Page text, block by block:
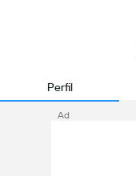
Perfil
Ad